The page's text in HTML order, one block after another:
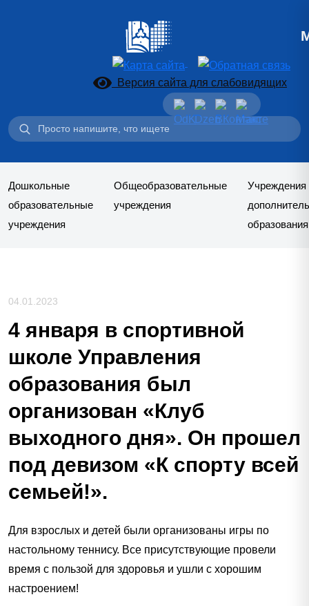
Версия сайта для слабовидящих
Поиск:
Дошкольные
образовательные
учреждения
Общеобразовательные
учреждения
Учреждения
образования
04.01.2023
4 января в спортивной
школе Управления
образования был
организован «Клуб
выходного дня». Он прошел
под девизом «К спорту всей
семьей!».
Для взрослых и детей были организованы игры по
настольному теннису. Все присутствующие провели
время с пользой для здоровья и ушли с хорошим
настроением!